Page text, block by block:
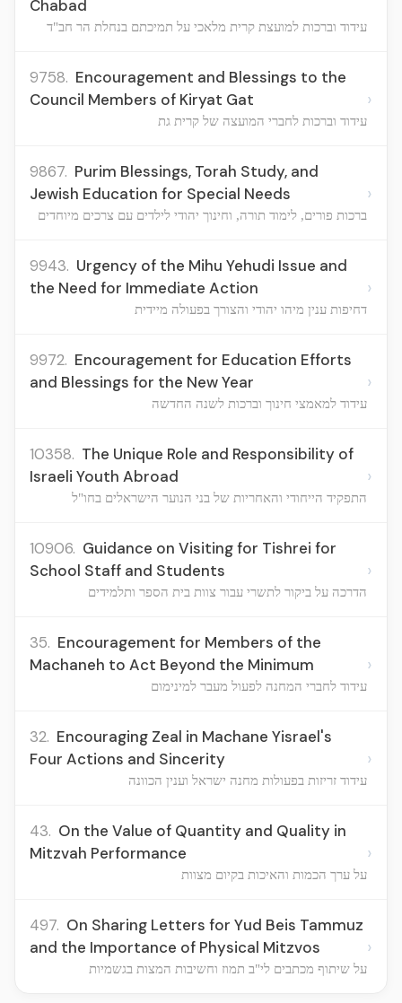
Chabad
עידוד וברכות למועצת קרית מלאכי על תמיכתם בנחלת הר חב"ד
9758. Encouragement and Blessings to the
Council Members of Kiryat Gat
עידוד וברכות לחברי המועצה של קרית גת
›
9867. Purim Blessings, Torah Study, and
Jewish Education for Special Needs
ברכות פורים, לימוד תורה, וחינוך יהודי לילדים עם צרכים מיוחדים
›
9943. Urgency of the Mihu Yehudi Issue and
the Need for Immediate Action
דחיפות ענין מיהו יהודי והצורך בפעולה מיידית
›
9972. Encouragement for Education Efforts
and Blessings for the New Year
עידוד למאמצי חינוך וברכות לשנה החדשה
›
10358. The Unique Role and Responsibility of
Israeli Youth Abroad
התפקיד הייחודי והאחריות של בני הנוער הישראלים בחו"ל
›
10906. Guidance on Visiting for Tishrei for
School Staff and Students
הדרכה על ביקור לתשרי עבור צוות בית הספר ותלמידים
›
35. Encouragement for Members of the
Machaneh to Act Beyond the Minimum
עידוד לחברי המחנה לפעול מעבר למינימום
›
32. Encouraging Zeal in Machane Yisrael's
Four Actions and Sincerity
עידוד זריזות בפעולות מחנה ישראל וענין הכוונה
›
43. On the Value of Quantity and Quality in
Mitzvah Performance
על ערך הכמות והאיכות בקיום מצוות
›
497. On Sharing Letters for Yud Beis Tammuz
and the Importance of Physical Mitzvos
על שיתוף מכתבים לי"ב תמוז וחשיבות המצות בגשמיות
›